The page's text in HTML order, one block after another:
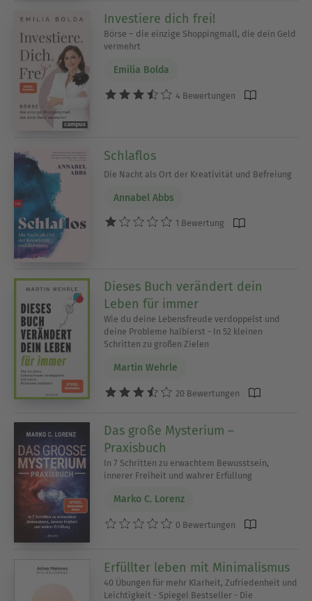
Investiere dich frei!
Börse – die einzige Shoppingmall, die dein Geld
vermehrt
Emilia Bolda
4 Bewertungen
Schlaflos
Die Nacht als Ort der Kreativität und Befreiung
Annabel Abbs
1 Bewertung
Dieses Buch verändert dein
Leben für immer
Wie du deine Lebensfreude verdoppelst und
deine Probleme halbierst - In 52 kleinen
Schritten zu großen Zielen
Martin Wehrle
20 Bewertungen
Das große Mysterium –
Praxisbuch
In 7 Schritten zu erwachtem Bewusstsein,
innerer Freiheit und wahrer Erfüllung
Marko C. Lorenz
0 Bewertungen
Erfüllter leben mit Minimalismus
40 Übungen für mehr Klarheit, Zufriedenheit und
Leichtigkeit - Spiegel Bestseller - Die